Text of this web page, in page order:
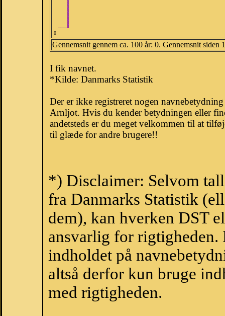
0
Gennemsnit gennem ca. 100 år: 0. Gennemsnit siden
I fik navnet.
*Kilde: Danmarks Statistik
Der er ikke registreret nogen
Arnljot. Hvis du kender betydningen eller
andetsteds er du meget velkommen til at
til glæde for andre brugere!!
*) Disclaimer: Selvom
fra Danmarks Statistik
dem), kan hverken DST
ansvarlig for
indholdet på
altså derfor kun bruge
med rigtigheden.